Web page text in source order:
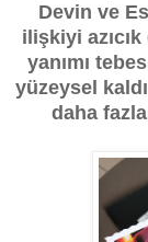
Devin ve
ilişkiyi
yanımı
yüzeysel
daha